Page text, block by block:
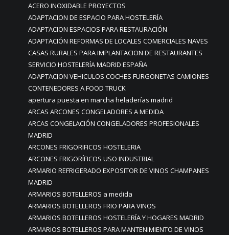
ACERO INOXIDABLE PROYECTOS
ADAPTACION DE ESPACIO PARA HOSTELERÍA
ADAPTACION ESPACIOS PARA RESTAURACIÓN
ADAPTACIÓN REFORMAS DE LOCALES COMERCIALES NAVES
CASAS RURALES PARA IMPLANTACION DE RESTAURANTES
SERVICIO HOSTELERÍA MADRID ESPAÑA
ADAPTACION VEHICULOS COCHES FURGONETAS CAMIONES
CONTENEDORES A FOOD TRUCK
apertura puesta en marcha heladerías madrid
ARCAS ARCONES CONGELADORES A MEDIDA
ARCAS CONGELACIÓN CONGELADORES PROFESIONALES
MADRID
ARCONES FRIGORIFICOS HOSTELERIA
ARCONES FRIGORÍFICOS USO INDUSTRIAL
ARMARIO REFRIGERADO EXPOSITOR DE VINOS CHAMPANES
MADRID
ARMARIOS BOTELLEROS a medida
ARMARIOS BOTELLEROS FRIO PARA VINOS
ARMARIOS BOTELLEROS HOSTELERÍA Y HOGARES MADRID
ARMARIOS BOTELLEROS PARA MANTENIMIENTO DE VINOS